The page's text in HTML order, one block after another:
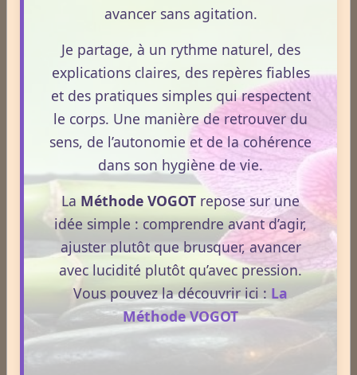
avancer sans agitation.
Je partage, à un rythme naturel, des
explications claires, des repères fiables
et des pratiques simples qui respectent
le corps. Une manière de retrouver du
sens, de l’autonomie et de la cohérence
dans son hygiène de vie.
La Méthode VOGOT repose sur une
idée simple : comprendre avant d’agir,
ajuster plutôt que brusquer, avancer
avec lucidité plutôt qu’avec pression.
Vous pouvez la découvrir ici : La
Méthode VOGOT